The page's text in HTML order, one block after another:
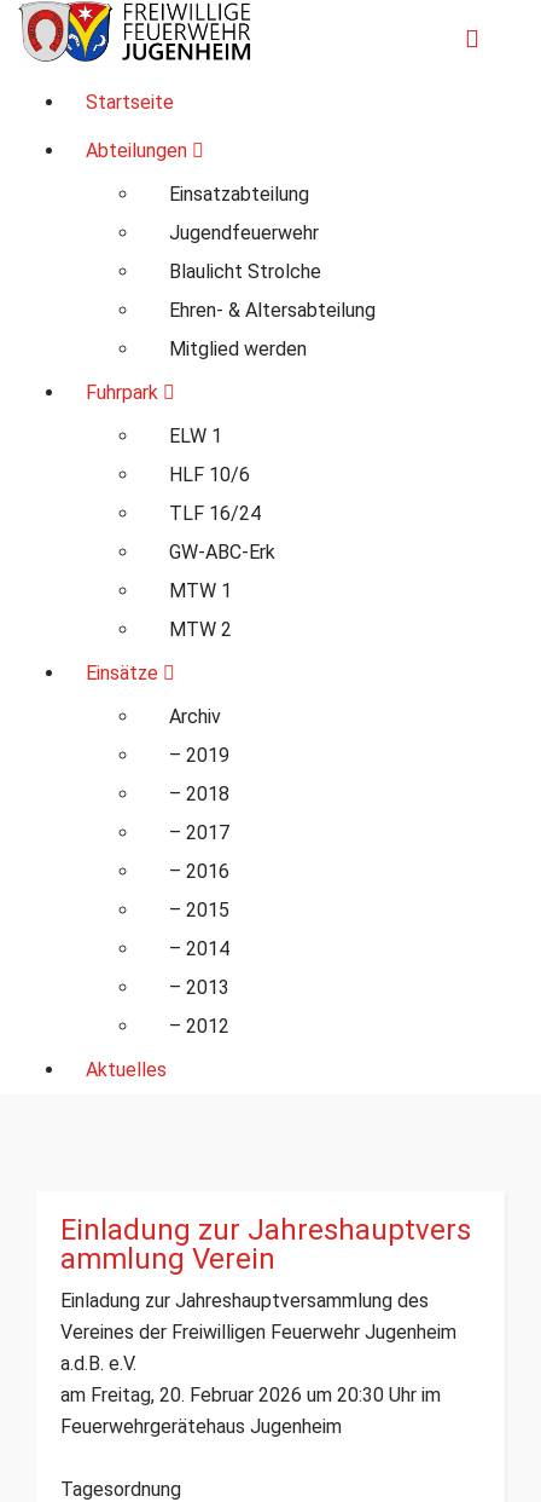
Zum
Inhalt
Für Ihre Sicherheit in Seeheim-Jugenheim
Startseite
Abteilungen
Einsatzabteilung
Jugendfeuerwehr
Blaulicht Strolche
Ehren- & Altersabteilung
Mitglied werden
Fuhrpark
ELW 1
HLF 10/6
TLF 16/24
GW-ABC-Erk
MTW 1
MTW 2
Einsätze
Archiv
– 2019
– 2018
– 2017
– 2016
– 2015
– 2014
– 2013
– 2012
Aktuelles
Einladung zur Jahreshauptvers
ammlung Verein
Einladung zur Jahreshauptversammlung des
Vereines der Freiwilligen Feuerwehr Jugenheim
a.d.B. e.V.
am Freitag, 20. Februar 2026 um 20:30 Uhr im
Feuerwehrgerätehaus Jugenheim
Tagesordnung